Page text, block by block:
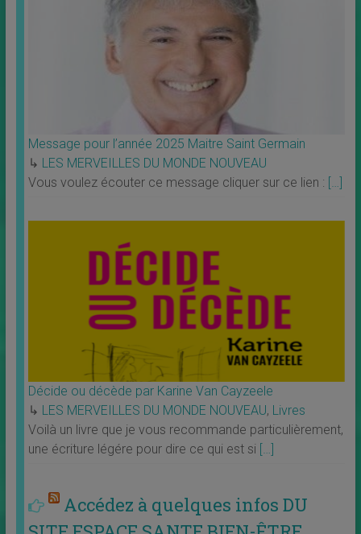
Message pour l’année 2025 Maitre Saint Germain
↳ LES MERVEILLES DU MONDE NOUVEAU
Vous voulez écouter ce message cliquer sur ce lien : […]
Décide ou décède par Karine Van Cayzeele
↳ LES MERVEILLES DU MONDE NOUVEAU, Livres
Voilà un livre que je vous recommande particulièrement,
une écriture légére pour dire ce qui est si […]
Accédez à quelques infos DU